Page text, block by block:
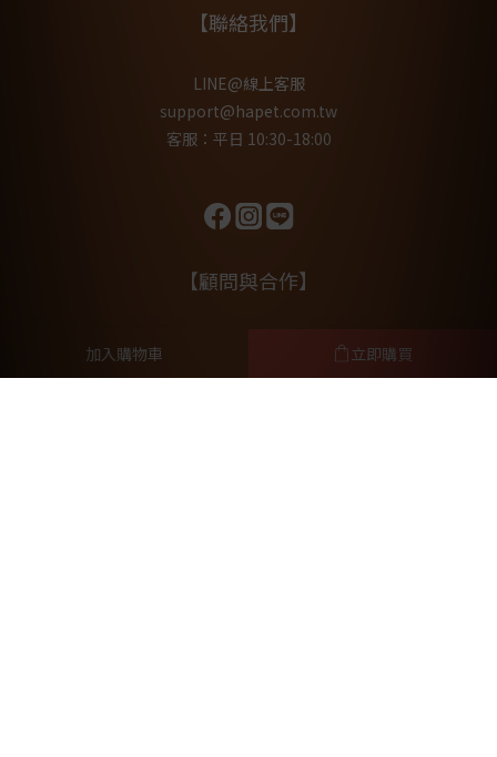
加入購物車 立即購買
【聯絡我們】
LINE@線上客服
support@hapet.com.tw
客服：平日 10:30-18:00
【顧問與合作】